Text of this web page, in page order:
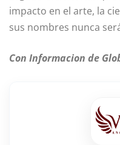
impacto en el arte, la
sus nombres nunca
Con Informacion de